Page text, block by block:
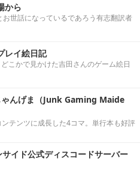
から
お世話になっているであろう有志翻訳者
レイ絵日記
こかで見かけた吉田さんのゲーム絵日
ゃんげま（Junk Gaming Maide
テンツに成長した4コマ。単行本も好評
イド公式ディスコードサーバー